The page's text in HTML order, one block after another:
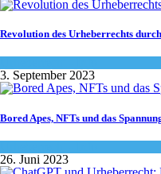
Revolution des Urheberrechts
3. September 2023
Bored Apes, NFTs und das
26. Juni 2023